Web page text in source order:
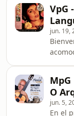
al ser
el
AIR
este
de
VpG
jun. 19,
MpG
O
jun. 5,
En el